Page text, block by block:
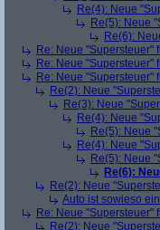
Re(4): Neue
Re(5): Neue
Re(6):
Re: Neue "Supersteuer"
Re: Neue "Supersteuer"
Re: Neue "Supersteuer"
Re(2): Neue
Re(3): Neue
Re(4): Neue
Re(5): Neue
Re(4): Neue
Re(5): Neue
Re(6):
Re(2): Neue
Auto ist sowieso
Re: Neue "Supersteuer"
Re(2): Neue